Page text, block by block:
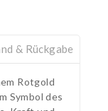
& Rückgabe
Rotgold
Symbol des